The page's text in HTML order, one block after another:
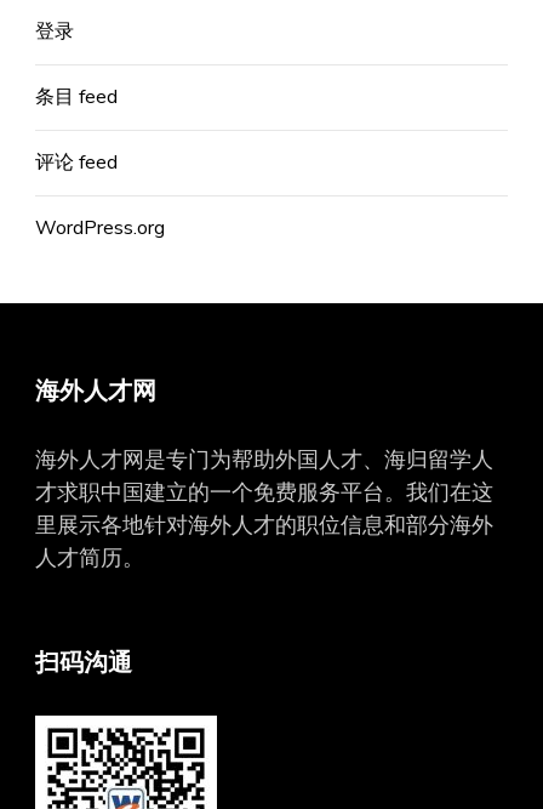
登录
条目 feed
评论 feed
WordPress.org
海外人才网
海外人才网是专门为帮助外国人才、海归留学人
才求职中国建立的一个免费服务平台。我们在这
里展示各地针对海外人才的职位信息和部分海外
人才简历。
扫码沟通